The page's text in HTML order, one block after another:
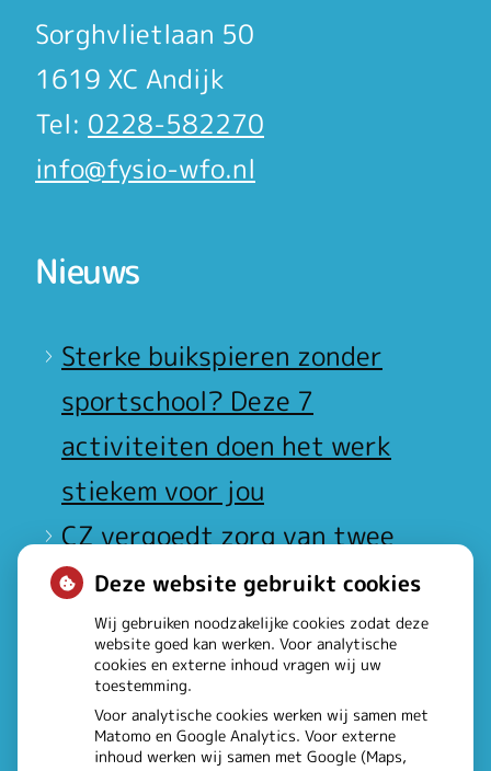
Sorghvlietlaan 50
1619 XC Andijk
Tel: 0228-582270
info@fysio-wfo.nl
Nieuws
Sterke buikspieren zonder
sportschool? Deze 7
activiteiten doen het werk
stiekem voor jou
CZ vergoedt zorg van twee
gespecialiseerde
revalidatieartsen niet meer
De sleutel tot blijvend
afvallen? Dat doe je volgens
onderzoek veel effectiever
Deze website gebruikt cookies
Wij gebruiken noodzakelijke cookies zodat deze
website goed kan werken. Voor analytische
cookies en externe inhoud vragen wij uw
toestemming.
Voor analytische cookies werken wij samen met
Matomo en Google Analytics. Voor externe
inhoud werken wij samen met Google (Maps,